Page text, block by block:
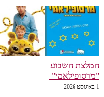
המלצת השבוע
"מרסופילאמי"
1 באוגוסט 2026